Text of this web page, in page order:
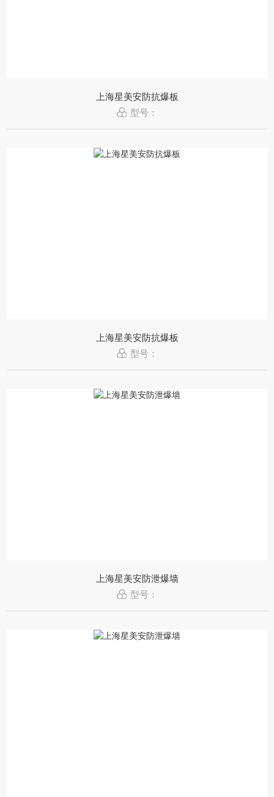
上海星美安防抗爆板
型号：
上海星美安防抗爆板
型号：
上海星美安防泄爆墙
型号：